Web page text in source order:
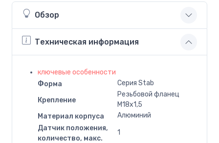
Обзор
Техническая информация
ключевые особенности
Форма
Серия Stab
Крепление
Резьбовой фланец
M18x1,5
Материал корпуса
Алюминий
Датчик положения,
количество, макс.
1